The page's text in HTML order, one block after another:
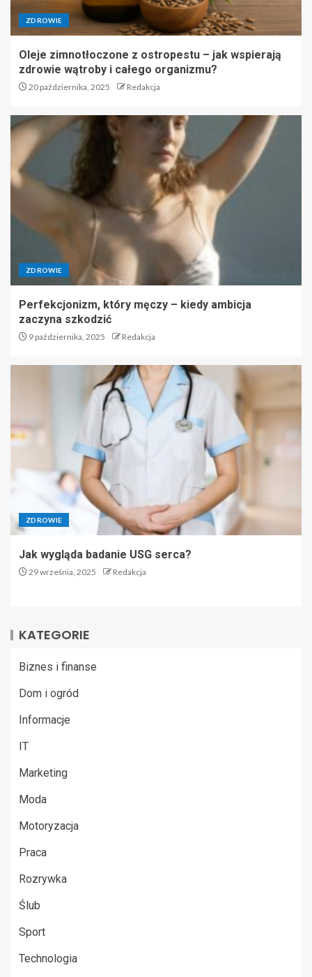
ZDROWIE
Oleje zimnotłoczone z ostropestu – jak wspierają
zdrowie wątroby i całego organizmu?
20 października, 2025 Redakcja
ZDROWIE
Perfekcjonizm, który męczy – kiedy ambicja
zaczyna szkodzić
9 października, 2025 Redakcja
ZDROWIE
Jak wygląda badanie USG serca?
29 września, 2025 Redakcja
KATEGORIE
Biznes i finanse
Dom i ogród
Informacje
IT
Marketing
Moda
Motoryzacja
Praca
Rozrywka
Ślub
Sport
Technologia